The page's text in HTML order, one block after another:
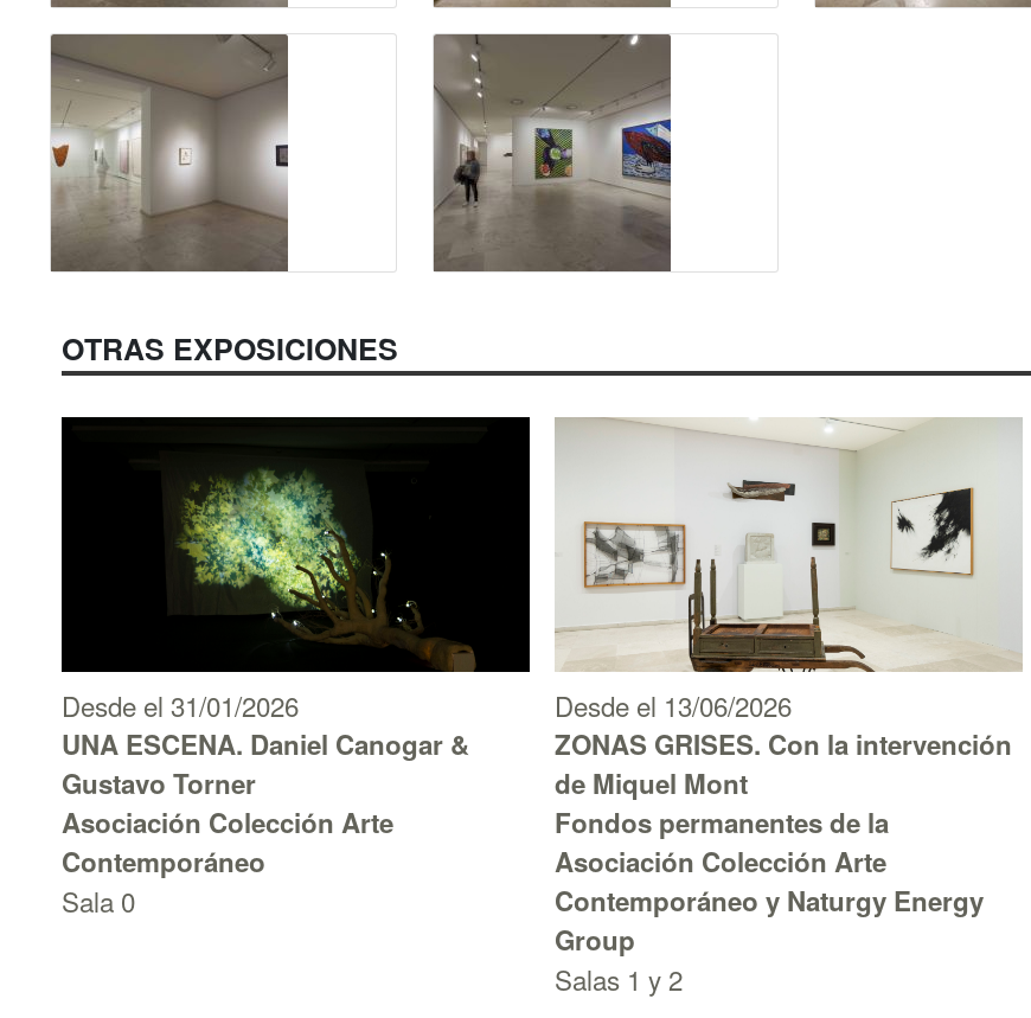
OTRAS EXPOSICIONES
Desde el 31/01/2026
UNA ESCENA. Daniel Canogar &
Gustavo Torner
Asociación Colección Arte
Contemporáneo
Sala 0
Desde el 13/06/2026
ZONAS GRISES. Con la intervención
de Miquel Mont
Fondos permanentes de la
Asociación Colección Arte
Contemporáneo y Naturgy Energy
Group
Salas 1 y 2